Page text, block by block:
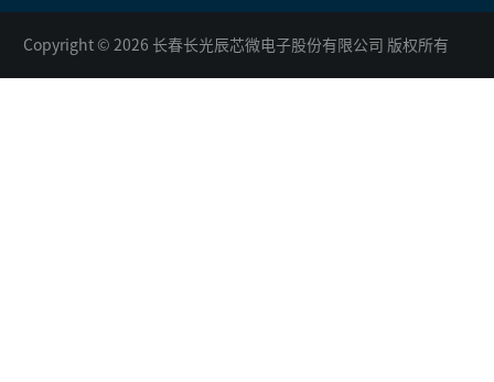
Copyright © 2026 长春长光辰芯微电子股份有限公司 版权所有